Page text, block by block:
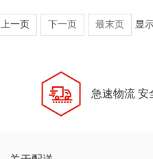
上一页 下一页 最末页 显
急速物流 安